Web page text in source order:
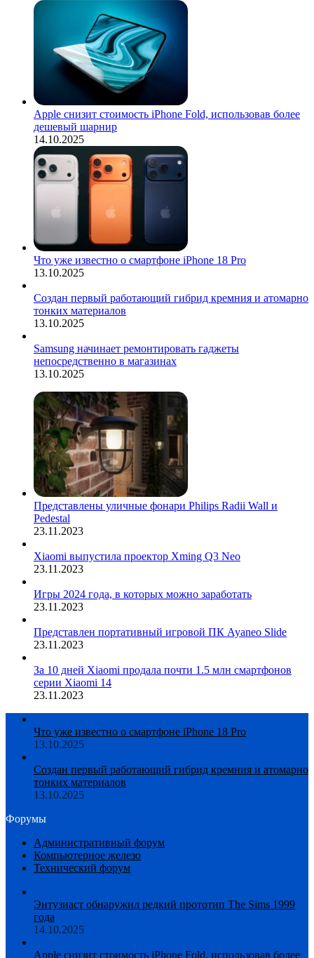
Apple снизит стоимость iPhone Fold, использовав более
дешевый шарнир
14.10.2025
Что уже известно о смартфоне iPhone 18 Pro
13.10.2025
Создан первый работающий гибрид кремния и атомарно
тонких материалов
13.10.2025
Samsung начинает ремонтировать гаджеты
непосредственно в магазинах
13.10.2025
Представлены уличные фонари Philips Radii Wall и
Pedestal
23.11.2023
Xiaomi выпустила проектор Xming Q3 Neo
23.11.2023
Игры 2024 года, в которых можно заработать
23.11.2023
Представлен портативный игровой ПК Ayaneo Slide
23.11.2023
За 10 дней Xiaomi продала почти 1.5 млн смартфонов
серии Xiaomi 14
23.11.2023
Что уже известно о смартфоне iPhone 18 Pro
13.10.2025
Создан первый работающий гибрид кремния и атомарно
тонких материалов
13.10.2025
Форумы
Административный форум
Компьютерное железо
Технический форум
Энтузиаст обнаружил редкий прототип The Sims 1999
года
14.10.2025
Apple снизит стоимость iPhone Fold, использовав более